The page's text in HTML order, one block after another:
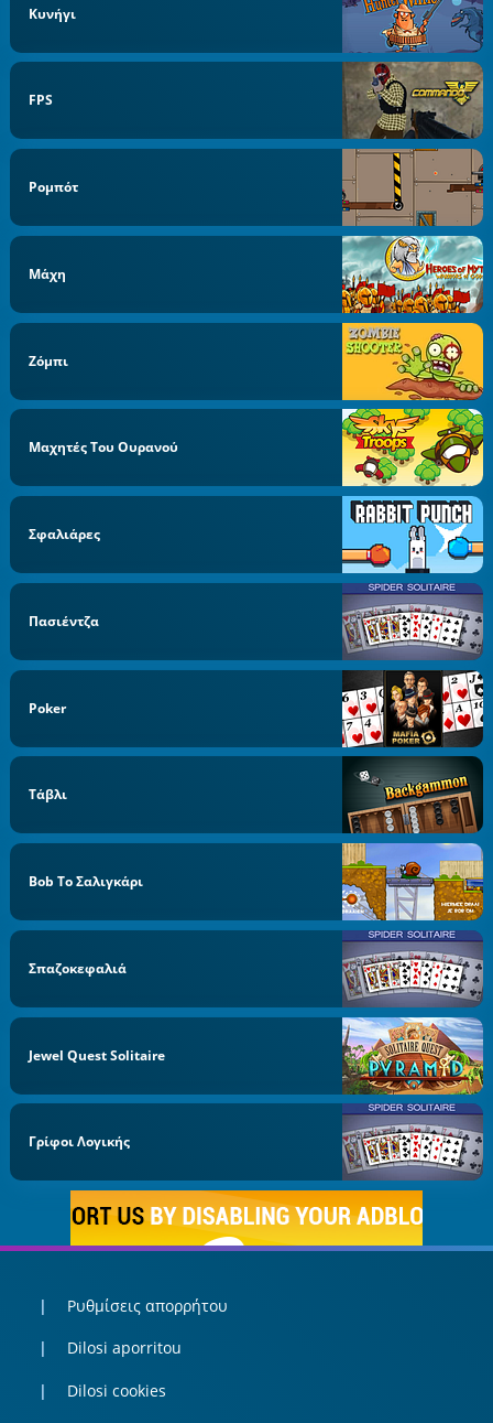
Κυνήγι
FPS
Ρομπότ
Μάχη
Ζόμπι
Μαχητές Του Ουρανού
Σφαλιάρες
Πασιέντζα
Poker
Τάβλι
Bob Το Σαλιγκάρι
Σπαζοκεφαλιά
Jewel Quest Solitaire
Γρίφοι Λογικής
Ρυθμίσεις απορρήτου
Dilosi aporritou
Dilosi cookies